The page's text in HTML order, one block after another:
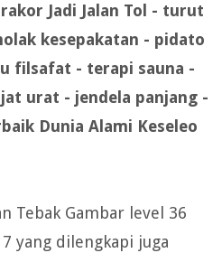
Jadi Jalan Tol - turut
kesepakatan - pidato
filsafat - terapi sauna -
urat - jendela panjang -
Dunia Alami Keseleo
Tebak Gambar level 36
yang dilengkapi juga